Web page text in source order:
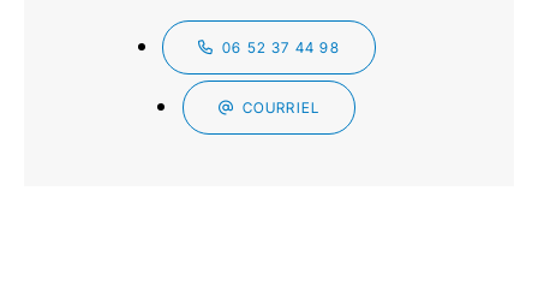
06 52 37 44 98
COURRIEL